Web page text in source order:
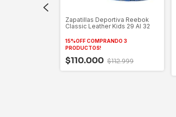
Zapatillas Deportiva Reebok
Classic Leather Kids 29 Al 32
15%OFF COMPRANDO 3
PRODUCTOS!
$110.000 $112.999